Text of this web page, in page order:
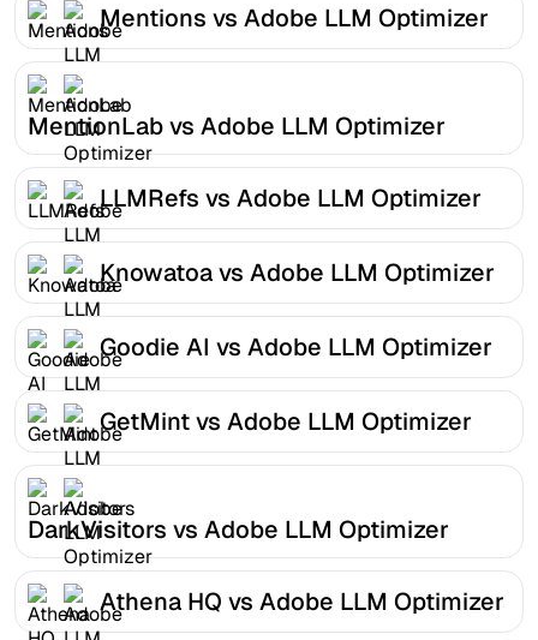
Mentions vs Adobe LLM Optimizer
MentionLab vs Adobe LLM Optimizer
LLMRefs vs Adobe LLM Optimizer
Knowatoa vs Adobe LLM Optimizer
Goodie AI vs Adobe LLM Optimizer
GetMint vs Adobe LLM Optimizer
DarkVisitors vs Adobe LLM Optimizer
Athena HQ vs Adobe LLM Optimizer